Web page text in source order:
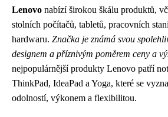
Lenovo nabízí širokou škálu produktů,
stolních počítačů, tabletů, pracovních
hardwaru. Značka je známá svou
designem a příznivým poměrem ceny a
nejpopulárnější produkty Lenovo patří
ThinkPad, IdeaPad a Yoga, které se
odolností, výkonem a flexibilitou.